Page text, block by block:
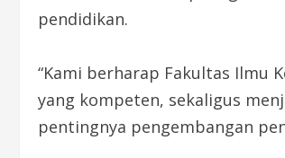
pendidikan.
“Kami berharap Fakultas Ilmu
yang kompeten, sekaligus
pentingnya pengembangan